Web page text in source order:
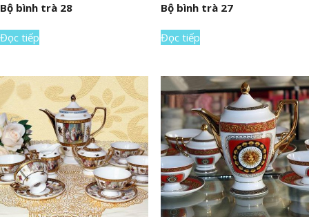
Bộ bình trà 28
Đọc tiếp
Bộ bình trà 27
Đọc tiếp